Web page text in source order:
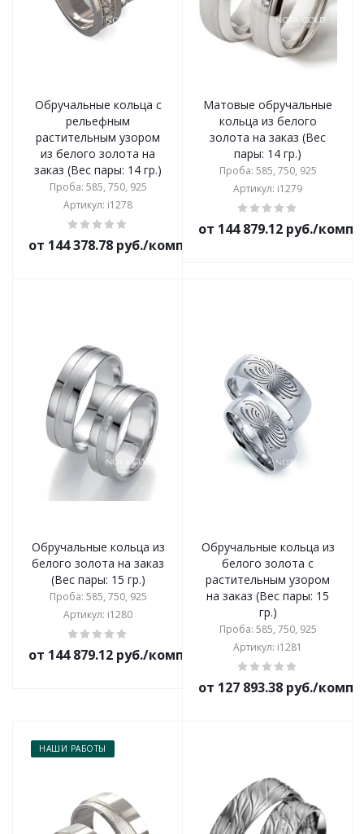
Обручальные кольца с
рельефным
растительным узором
из белого золота на
заказ (Вес пары: 14 гр.)
Проба: 585, 750, 925
Артикул: i1278
от 144 378.78 руб./комплект
Матовые обручальные
кольца из белого
золота на заказ (Вес
пары: 14 гр.)
Проба: 585, 750, 925
Артикул: i1279
от 144 879.12 руб./
Обручальные кольца из
белого золота на заказ
(Вес пары: 15 гр.)
Проба: 585, 750, 925
Артикул: i1280
от 144 879.12 руб./комплект
Обручальные кольца из
белого золота с
растительным узором
на заказ (Вес пары: 15
гр.)
Проба: 585, 750, 925
Артикул: i1281
от 127 893.38 руб./
НАШИ РАБОТЫ